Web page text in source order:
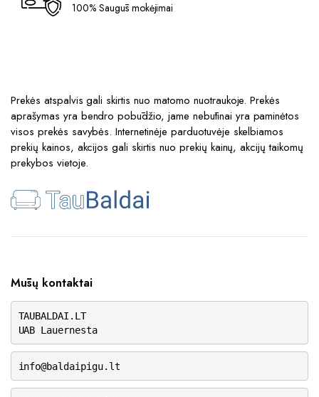
100% Saugūs mokėjimai
Prekės atspalvis gali skirtis nuo matomo nuotraukoje. Prekės
aprašymas yra bendro pobūdžio, jame nebūtinai yra paminėtos
visos prekės savybės. Internetinėje parduotuvėje skelbiamos
prekių kainos, akcijos gali skirtis nuo prekių kainų, akcijų taikomų
prekybos vietoje.
Mūsų kontaktai
TAUBALDAI.LT
UAB Lauernesta
info@baldaipigu.lt